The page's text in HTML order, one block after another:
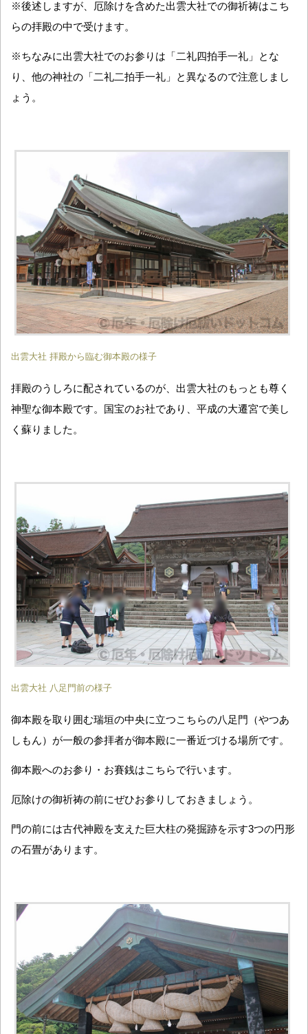
※後述しますが、厄除けを含めた出雲大社での御祈祷はこち
らの拝殿の中で受けます。
※ちなみに出雲大社でのお参りは「二礼四拍手一礼」とな
り、他の神社の「二礼二拍手一礼」と異なるので注意しまし
ょう。
出雲大社 拝殿から臨む御本殿の様子
拝殿のうしろに配されているのが、出雲大社のもっとも尊く
神聖な御本殿です。国宝のお社であり、平成の大遷宮で美し
く蘇りました。
出雲大社 八足門前の様子
御本殿を取り囲む瑞垣の中央に立つこちらの八足門（やつあ
しもん）が一般の参拝者が御本殿に一番近づける場所です。
御本殿へのお参り・お賽銭はこちらで行います。
厄除けの御祈祷の前にぜひお参りしておきましょう。
門の前には古代神殿を支えた巨大柱の発掘跡を示す3つの円形
の石畳があります。